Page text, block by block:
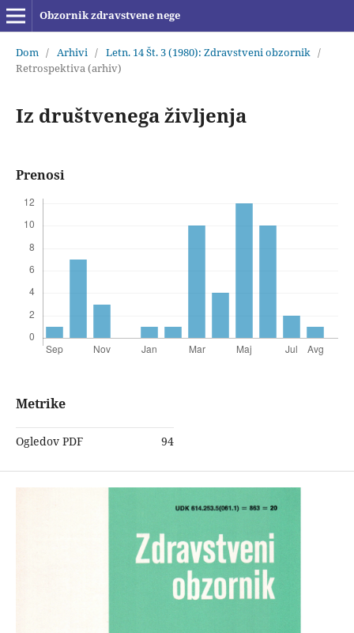
Obzornik zdravstvene nege
Dom / Arhivi / Letn. 14 Št. 3 (1980): Zdravstveni obzornik /
Retrospektiva (arhiv)
Iz društvenega življenja
Prenosi
Metrike
Ogledov PDF 94